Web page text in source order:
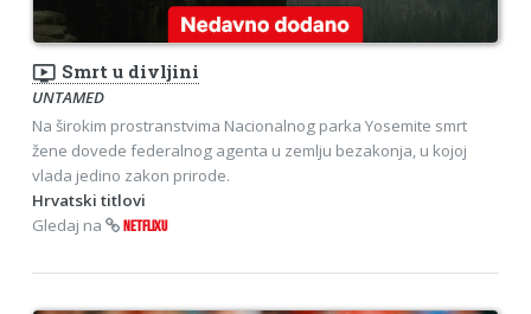
ondemand_video Smrt u divljini
UNTAMED
Na širokim prostranstvima Nacionalnog parka Yosemite smrt
žene dovede federalnog agenta u zemlju bezakonja, u kojoj
vlada jedino zakon prirode.
Hrvatski titlovi
Gledaj na
NETFLIXU